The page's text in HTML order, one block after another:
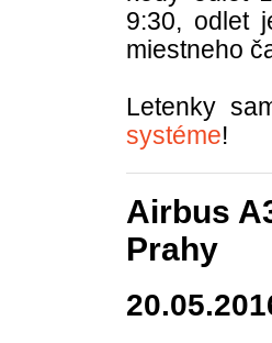
9:30, odlet
miestneho
Letenky
systéme!
Airbus
Prahy